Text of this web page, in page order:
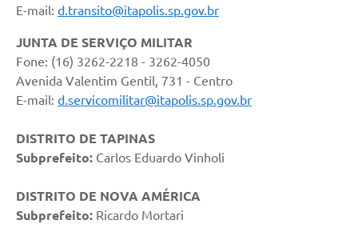
E-mail: d.transito@itapolis.sp.gov.br
JUNTA DE SERVIÇO MILITAR
Fone: (16) 3262-2218 - 3262-4050
Avenida Valentim Gentil, 731 - Centro
E-mail: d.servicomilitar@itapolis.sp.gov.br
DISTRITO DE TAPINAS
Subprefeito: Carlos Eduardo Vinholi
DISTRITO DE NOVA AMÉRICA
Subprefeito: Ricardo Mortari